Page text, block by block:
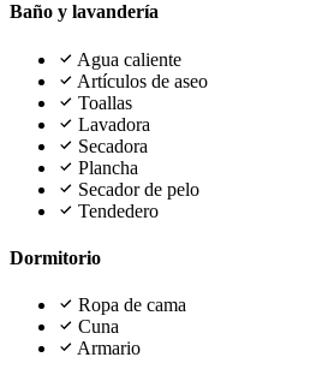
Baño y lavandería
Agua caliente
Artículos de aseo
Toallas
Lavadora
Secadora
Plancha
Secador de pelo
Tendedero
Dormitorio
Ropa de cama
Cuna
Armario